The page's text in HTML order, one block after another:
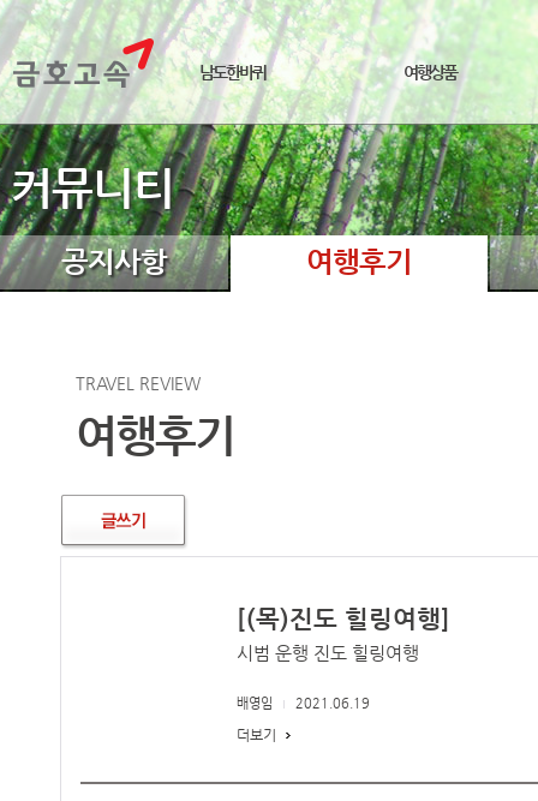
남도한바퀴 여행상품
커뮤니티
공지사항 여행후기
TRAVEL REVIEW
여행후기
[(목)진도 힐링여행]
시범 운행 진도 힐링여행
배영임 2021.06.19
더보기